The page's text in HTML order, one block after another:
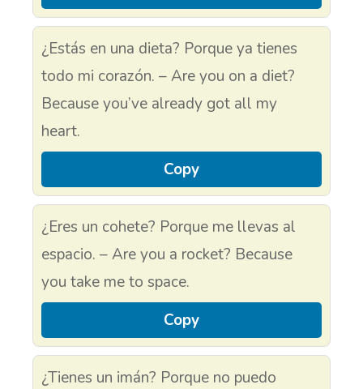
¿Estás en una dieta? Porque ya tienes
todo mi corazón. – Are you on a diet?
Because you’ve already got all my
heart.
Copy
¿Eres un cohete? Porque me llevas al
espacio. – Are you a rocket? Because
you take me to space.
Copy
¿Tienes un imán? Porque no puedo